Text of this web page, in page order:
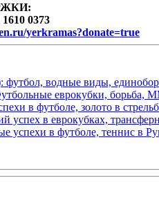
0373
yerkramas?donate=true
футбол, водные виды,
еврокубки, борьба,
в футболе, золото в
успех в еврокубках,
успехи в футболе, теннис в